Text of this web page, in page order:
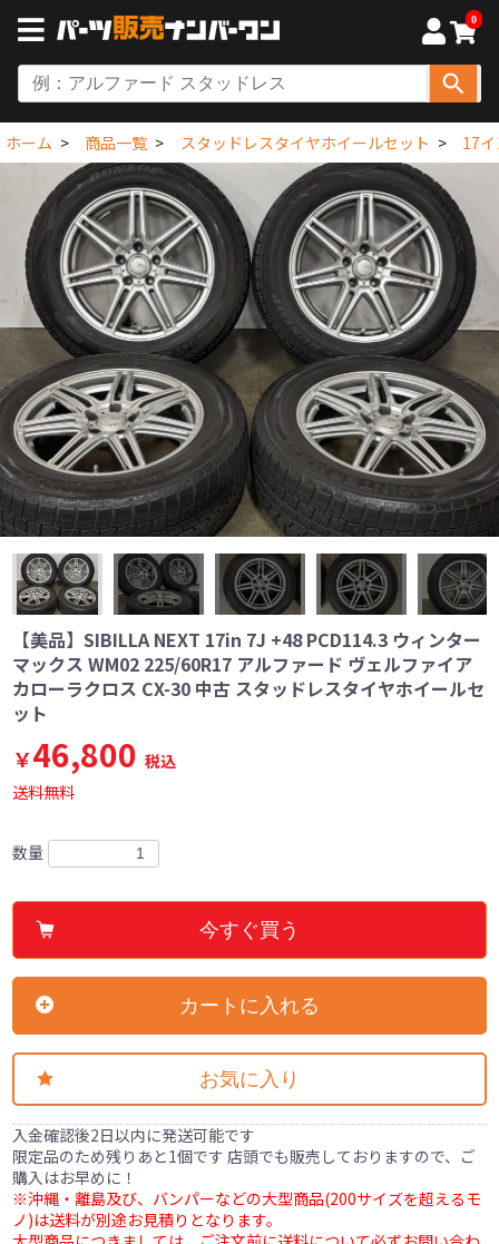
0
ホーム 商品一覧 スタッドレスタイヤホイールセット 17
【美品】SIBILLA NEXT 17in 7J +48 PCD114.3 ウィンター
マックス WM02 225/60R17 アルファード ヴェルファイア
カローラクロス CX-30 中古 スタッドレスタイヤホイールセ
ット
￥46,800 税込
送料無料
数量
今すぐ買う
カートに入れる
お気に入り
入金確認後2日以内に発送可能です
限定品のため残りあと1個です 店頭でも販売しておりますので、ご
購入はお早めに！
※沖縄・離島及び、バンパーなどの大型商品(200サイズを超えるモ
ノ)は送料が別途お見積りとなります。